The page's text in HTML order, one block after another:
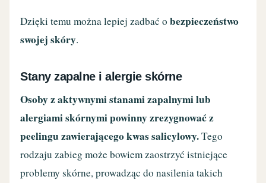
Dzięki temu można lepiej zadbać obezpieczeństwo
swojej skóry.
Stany zapalne i alergie skórne
Osoby z aktywnymi stanami zapalnymi lub
alergiami skórnymi powinny zrezygnować z
peelingu zawierającego kwas salicylowy.Tego
rodzaju zabieg może bowiem zaostrzyć istniejące
problemy skórne, prowadząc do nasilenia takich